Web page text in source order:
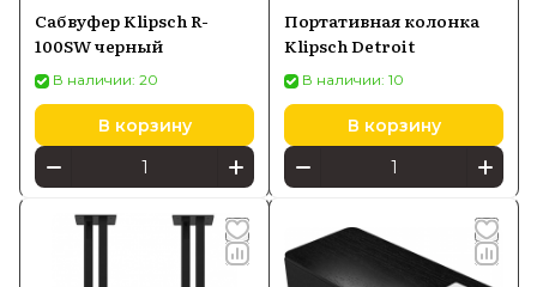
Сабвуфер Klipsch R-
100SW черный
В наличии: 20
В корзину
Портативная колонка
Klipsch Detroit
В наличии: 10
В корзину